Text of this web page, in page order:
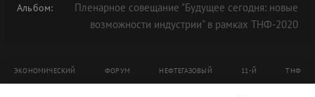
Альбом:
Пленарное совещание "Будущее сегодня: новые
возможности индустрии" в рамках ТНФ-2020
ЭКОНОМИЧЕСКИЙ ФОРУМ НЕФТЕГАЗОВЫЙ 11-Й ТНФ